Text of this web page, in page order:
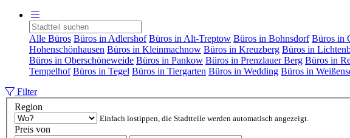
Alle Büros Büros in Adlershof Büros in Alt-Treptow Büros in Bohnsdorf Büros in
Hohenschönhausen Büros in Kleinmachnow Büros in Kreuzberg Büros in
Büros in Oberschöneweide Büros in Pankow Büros in Prenzlauer Berg Büros in
Tempelhof Büros in Tegel Büros in Tiergarten Büros in Wedding Büros in
Filter
Region
Einfach lostippen, die Stadtteile werden automatisch angezeigt.
Preis von